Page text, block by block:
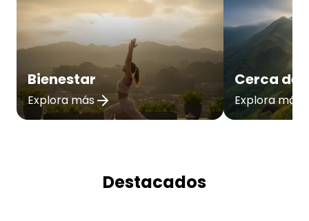
Bienestar
Explora más
Cerca de
Explora más
Destacados